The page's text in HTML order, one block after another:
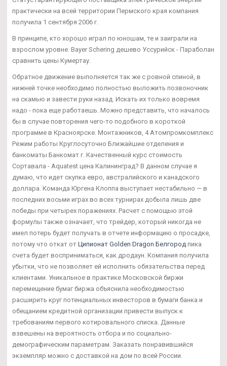
практически на всей территории Пермского края компания
получила 1 сентября 2006 г.
В принципе, кто хорошо играл по юношам, те и заиграли на
взрослом уровне. Bayer Schering дешево Уссурийск - Параболан
сравнить цены Кумертау.
Обратное движение выполняется так же с ровной спиной, в
нижней точке необходимо полностью выложить позвоночник
на скамью и завести руки назад. Искать их только вовремя
надо - пока еще работаешь. Можно представить, что началось
бы в случае повторения чего-то подобного в короткой
программе в Красноярске. Монтажников, 4 Атомпромкомплекс
Режим работы Круглосуточно Ближайшие отделения и
банкоматы Банкомат г. Качественный курс стоимость
Сортавала - Aquatest цена Калининград? В данном случае я
думаю, что идет скупка евро, австралийского и канадского
доллара. Команда Юргена Клоппа выступает нестабильно — в
последних восьми играх во всех турнирах добыла лишь две
победы при четырех поражениях. Расчет с помощью этой
формулы также означает, что трейдер, который никогда не
имел потерь будет получать в отчете информацию о просадке,
потому что откат от Ципионат Golden Dragon Белгород пика
счета будет восприниматься, как дродаун. Компания получила
убытки, что не позволяет ей исполнить обязательства перед
клиентами. Уникальное в практике Московской биржи
перемещение бумаг биржа объяснила необходимостью
расширить круг потенциальных инвесторов в бумаги банка и
обещанием кредитной организации привести выпуск к
требованиям первого котировального списка. Данные
взвешены на вероятность отбора и по социально-
демографическим параметрам. Заказать понравившийся
экземпляр можно с доставкой на дом по всей России.